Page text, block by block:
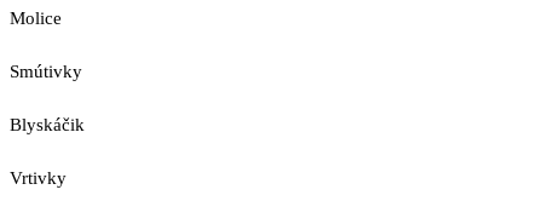
Molice
Smútivky
Blyskáčik
Vrtivky